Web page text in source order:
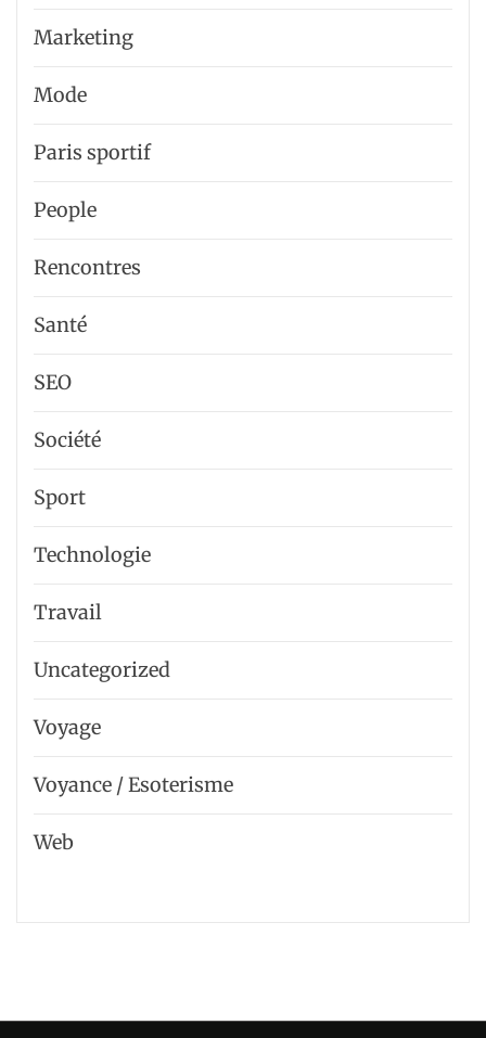
Marketing
Mode
Paris sportif
People
Rencontres
Santé
SEO
Société
Sport
Technologie
Travail
Uncategorized
Voyage
Voyance / Esoterisme
Web